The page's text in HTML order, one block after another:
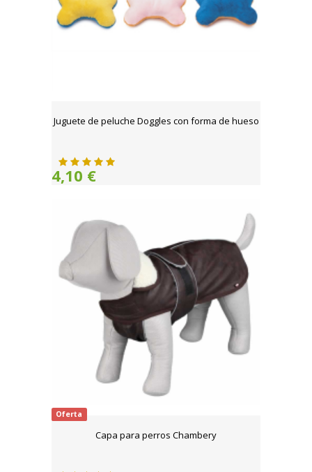
Juguete de peluche Doggles con forma de hueso
4,10 €
Oferta
Capa para perros Chambery